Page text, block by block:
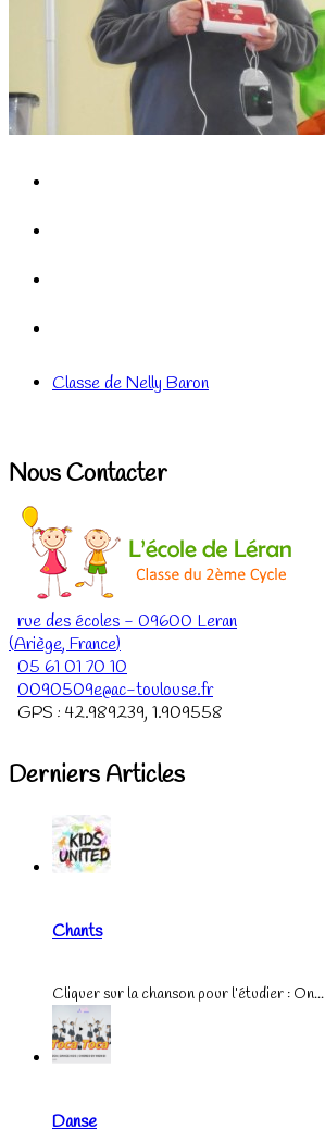
Classe de Nelly Baron
Nous Contacter
rue des écoles - 09600 Leran
(Ariège, France)
05 61 01 70 10
0090509e@ac-toulouse.fr
GPS : 42.989239, 1.909558
Derniers Articles
Chants
Cliquer sur la chanson pour l’étudier : On...
Danse